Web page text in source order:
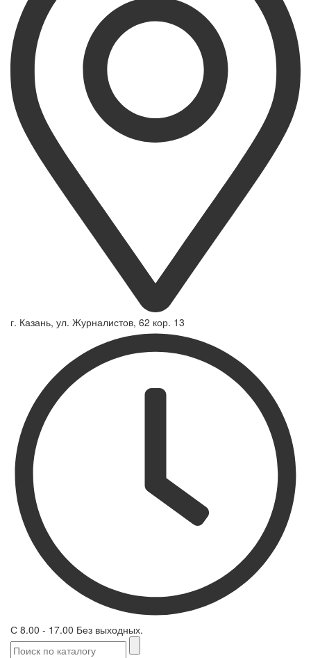
г. Казань, ул. Журналистов, 62 кор. 13
С 8.00 - 17.00 Без выходных.